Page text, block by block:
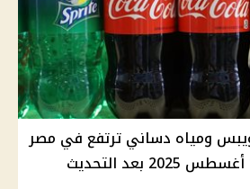
ومياه دساني ترتفع في مصر
رسميًا يوم الجمعة 1 أغسطس 2025 بعد التحديث